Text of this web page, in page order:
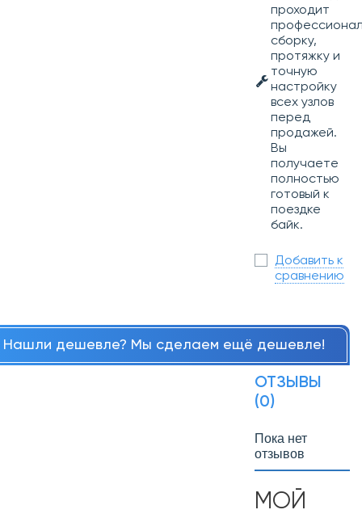
проходит
сборку,
протяжку и
точную
настройку
всех узлов
перед
продажей.
Вы
получаете
полностью
готовый к
поездке
байк.
Добавить к
сравнению
Нашли дешевле? Мы сделаем ещё дешевле!
ОТЗЫВЫ
(0)
Пока нет
отзывов
МОЙ